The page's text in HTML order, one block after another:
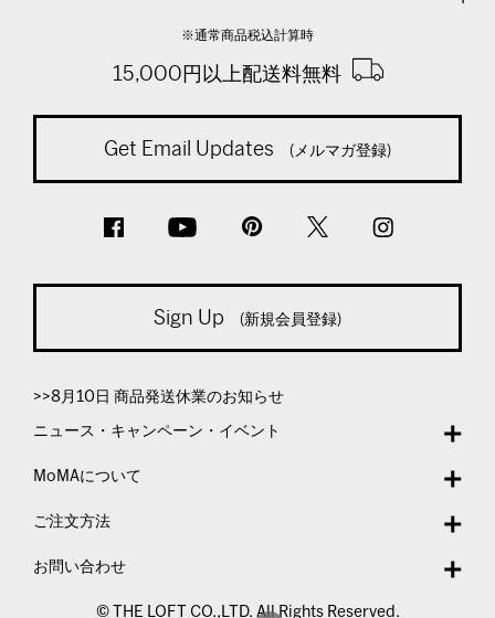
※通常商品税込計算時
15,000円以上配送料無料
Get Email Updates (メルマガ登録)
Sign Up (新規会員登録)
>>8月10日 商品発送休業のお知らせ
ニュース・キャンペーン・イベント
MoMAについて
ご注文方法
お問い合わせ
© THE LOFT CO.,LTD. All Rights Reserved.